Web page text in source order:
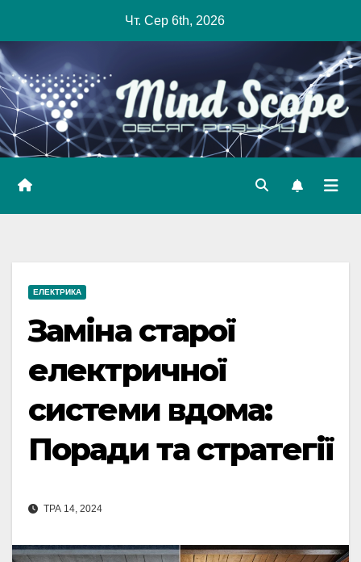
content
Чт. Сер 6th, 2026
ЕЛЕКТРИКА
Заміна старої
електричної
системи вдома:
Поради та стратегії
ТРА 14, 2024